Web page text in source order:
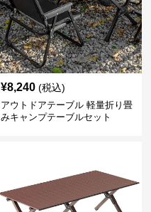
¥8,240 (税込)
アウトドアテーブル 軽量折り畳
みキャンプテーブルセット